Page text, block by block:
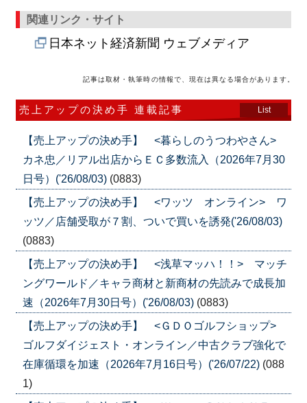
関連リンク・サイト
日本ネット経済新聞 ウェブメディア
記事は取材・執筆時の情報で、現在は異なる場合があります。
売上アップの決め手 連載記事 List
【売上アップの決め手】 <暮らしのうつわやさん>
カネ忠／リアル出店からＥＣ多数流入（2026年7月30
日号）('26/08/03) (0883)
【売上アップの決め手】 <ワッツ オンライン> ワ
ッツ／店舗受取が７割、ついで買いを誘発('26/08/03)
(0883)
【売上アップの決め手】 <浅草マッハ！！> マッチ
ングワールド／キャラ商材と新商材の先読みで成長加
速（2026年7月30日号）('26/08/03) (0883)
【売上アップの決め手】 <ＧＤＯゴルフショップ>
ゴルフダイジェスト・オンライン／中古クラブ強化で
在庫循環を加速（2026年7月16日号）('26/07/22) (088
1)